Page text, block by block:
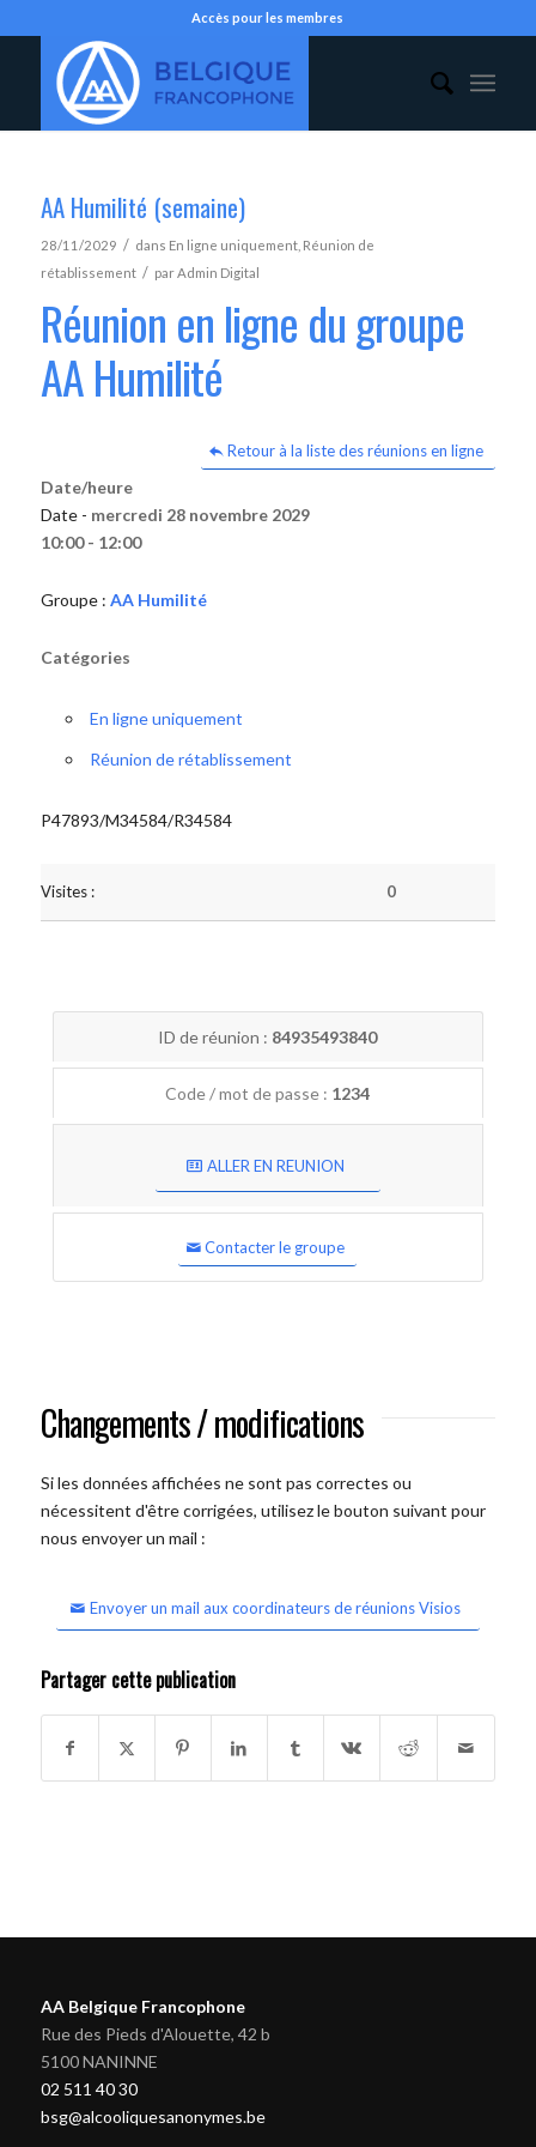
Accès pour les membres
AA Humilité (semaine)
28/11/2029 / dans En ligne uniquement, Réunion de
rétablissement / parAdmin Digital
Réunion en ligne du groupe
AA Humilité
Retour à la liste des réunions en ligne
Date/heure
Date - mercredi 28 novembre 2029
10:00 - 12:00
Groupe : AA Humilité
Catégories
En ligne uniquement
Réunion de rétablissement
P47893/M34584/R34584
Visites : 0
ID de réunion : 84935493840
Code / mot de passe : 1234
ALLER EN REUNION
Contacter le groupe
Changements / modifications
Si les données affichées ne sont pas correctes ou
nécessitent d'être corrigées, utilisez le bouton suivant pour
nous envoyer un mail :
Envoyer un mail aux coordinateurs de réunions Visios
Partager cette publication
AA Belgique Francophone
Rue des Pieds d'Alouette, 42 b
5100 NANINNE
02 511 40 30
bsg@alcooliquesanonymes.be